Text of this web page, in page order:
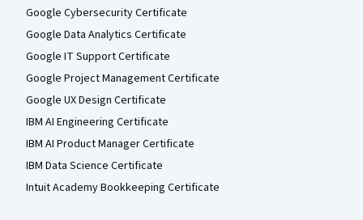
Google Cybersecurity Certificate
Google Data Analytics Certificate
Google IT Support Certificate
Google Project Management Certificate
Google UX Design Certificate
IBM AI Engineering Certificate
IBM AI Product Manager Certificate
IBM Data Science Certificate
Intuit Academy Bookkeeping Certificate